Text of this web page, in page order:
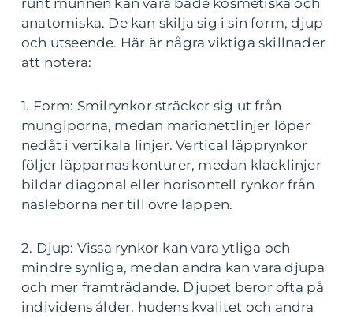
runt munnen kan vara både kosmetiska och
anatomiska. De kan skilja sig i sin form, djup
och utseende. Här är några viktiga skillnader
att notera:
1. Form: Smilrynkor sträcker sig ut från
mungiporna, medan marionettlinjer löper
nedåt i vertikala linjer. Vertical läpprynkor
följer läpparnas konturer, medan klacklinjer
bildar diagonal eller horisontell rynkor från
näsleborna ner till övre läppen.
2. Djup: Vissa rynkor kan vara ytliga och
mindre synliga, medan andra kan vara djupa
och mer framträdande. Djupet beror ofta på
individens ålder, hudens kvalitet och andra